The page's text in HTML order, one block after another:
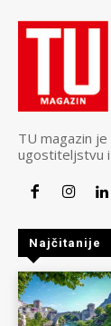
TU magazin
ugostiteljstvu i
Najčitanije